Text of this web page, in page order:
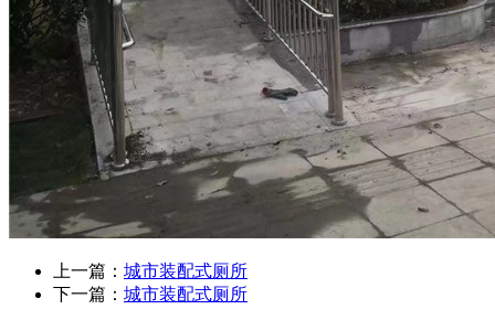
上一篇： 城市装配式厕所
下一篇： 城市装配式厕所